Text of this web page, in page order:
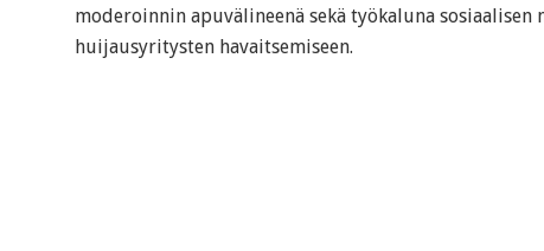
moderoinnin apuvälineenä sekä työkaluna sosiaalisen
huijausyritysten havaitsemiseen.